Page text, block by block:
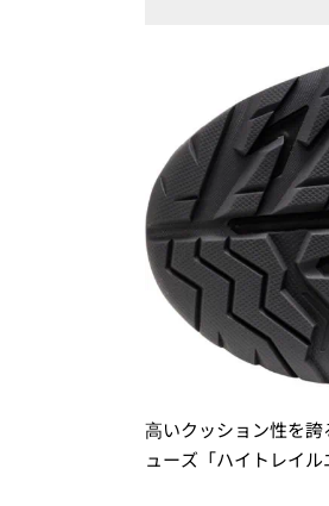
⾼いクッション性を
ューズ「ハイトレイ